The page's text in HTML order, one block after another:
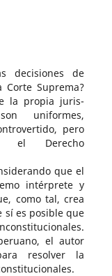
decisiones de
Suprema?
la propia juris-
uniformes,
pero
el Derecho
que el
intérprete y
como tal, crea
sí es posible que
el autor
resolver la